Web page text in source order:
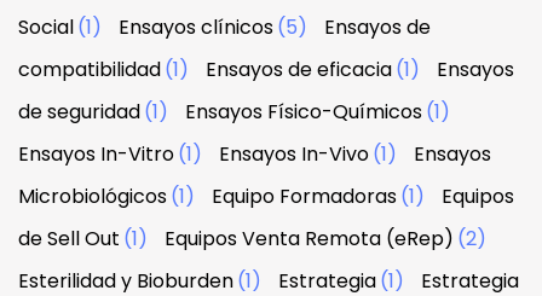
Social(1) Ensayos clínicos(5)
Ensayos de
compatibilidad(1) Ensayos de eficacia(1)
Ensayos
de seguridad(1) Ensayos Físico-Químicos(1)
Ensayos In-Vitro(1) Ensayos In-Vivo(1)
Ensayos
Microbiológicos(1) Equipo Formadoras(1)
Equipos
de Sell Out (1) Equipos Venta Remota (eRep) (2)
Esterilidad y Bioburden(1) Estrategia(1)
Estrategia